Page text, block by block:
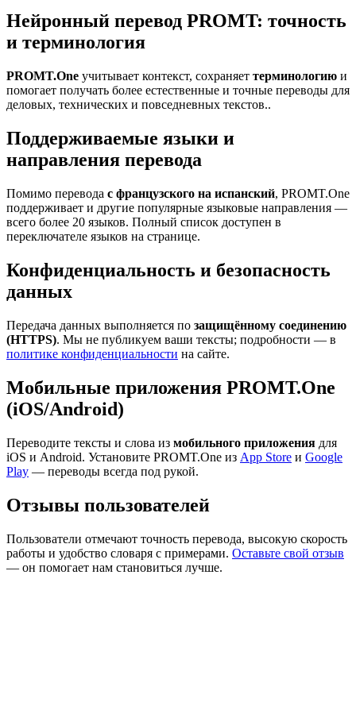
Нейронный перевод PROMT: точность
и терминология
PROMT.One учитывает контекст, сохраняет терминологию и
помогает получать более естественные и точные переводы для
деловых, технических и повседневных текстов..
Поддерживаемые языки и
направления перевода
Помимо перевода с французского на испанский, PROMT.One
поддерживает и другие популярные языковые направления —
всего более 20 языков. Полный список доступен в
переключателе языков на странице.
Конфиденциальность и безопасность
данных
Передача данных выполняется по защищённому соединению
(HTTPS). Мы не публикуем ваши тексты; подробности — в
политике конфиденциальности на сайте.
Мобильные приложения PROMT.One
(iOS/Android)
Переводите тексты и слова из мобильного приложения для
iOS и Android. Установите PROMT.One из App Store и Google
Play — переводы всегда под рукой.
Отзывы пользователей
Пользователи отмечают точность перевода, высокую скорость
работы и удобство словаря с примерами. Оставьте свой отзыв
— он помогает нам становиться лучше.